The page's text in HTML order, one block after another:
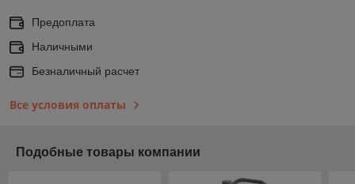
Предоплата
Наличными
Безналичный расчет
Все условия оплаты
Подобные товары компании